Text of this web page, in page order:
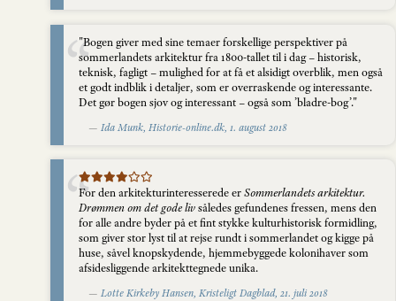
"Bogen giver med sine temaer forskellige perspektiver på
sommerlandets arkitektur fra 1800-tallet til i dag – historisk,
teknisk, fagligt – mulighed for at få et alsidigt overblik, men også
et godt indblik i detaljer, som er overraskende og interessante.
Det gør bogen sjov og interessant – også som ’bladre-bog’."
— Ida Munk, Historie-online.dk, 1. august 2018
For den arkitekturinteresserede erSommerlandets arkitektur.
Drømmen om det gode livsåledes gefundenes fressen, mens den
for alle andre byder på et fint stykke kulturhistorisk formidling,
som giver stor lyst til at rejse rundt i sommerlandet og kigge på
huse, såvel knopskydende, hjemmebyggede kolonihaver som
afsidesliggende arkitekttegnede unika.
— Lotte Kirkeby Hansen, Kristeligt Dagblad, 21. juli 2018